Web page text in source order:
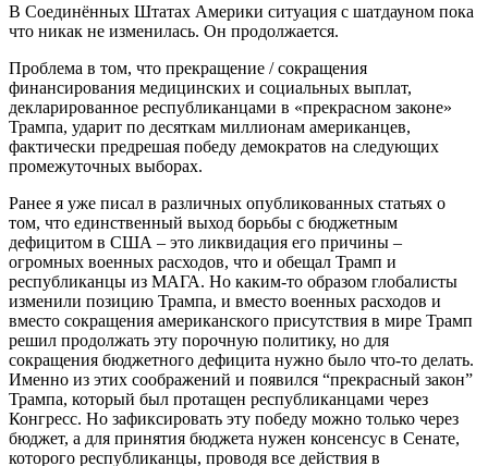
В Соединённых Штатах Америки ситуация с шатдауном пока
что никак не изменилась. Он продолжается.
Проблема в том, что прекращение / сокращения
финансирования медицинских и социальных выплат,
декларированное республиканцами в «прекрасном законе»
Трампа, ударит по десяткам миллионам американцев,
фактически предрешая победу демократов на следующих
промежуточных выборах.
Ранее я уже писал в различных опубликованных статьях о
том, что единственный выход борьбы с бюджетным
дефицитом в США – это ликвидация его причины –
огромных военных расходов, что и обещал Трамп и
республиканцы из МАГА. Но каким-то образом глобалисты
изменили позицию Трампа, и вместо военных расходов и
вместо сокращения американского присутствия в мире Трамп
решил продолжать эту порочную политику, но для
сокращения бюджетного дефицита нужно было что-то делать.
Именно из этих соображений и появился “прекрасный закон”
Трампа, который был протащен республиканцами через
Конгресс. Но зафиксировать эту победу можно только через
бюджет, а для принятия бюджета нужен консенсус в Сенате,
которого республиканцы, проводя все действия в